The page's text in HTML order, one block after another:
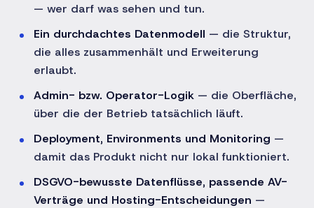
— wer darf was sehen und tun.
Ein durchdachtes Datenmodell — die Struktur,
die alles zusammenhält und Erweiterung
erlaubt.
Admin- bzw. Operator-Logik — die Oberfläche,
über die der Betrieb tatsächlich läuft.
Deployment, Environments und Monitoring —
damit das Produkt nicht nur lokal funktioniert.
DSGVO-bewusste Datenflüsse, passende AV-
Verträge und Hosting-Entscheidungen —